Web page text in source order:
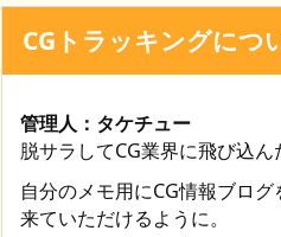
CGトラッキングにつ
管理人：タケチュー
脱サラしてCG業界に飛び込ん
自分のメモ用にCG情報ブロ
来ていただけるように。